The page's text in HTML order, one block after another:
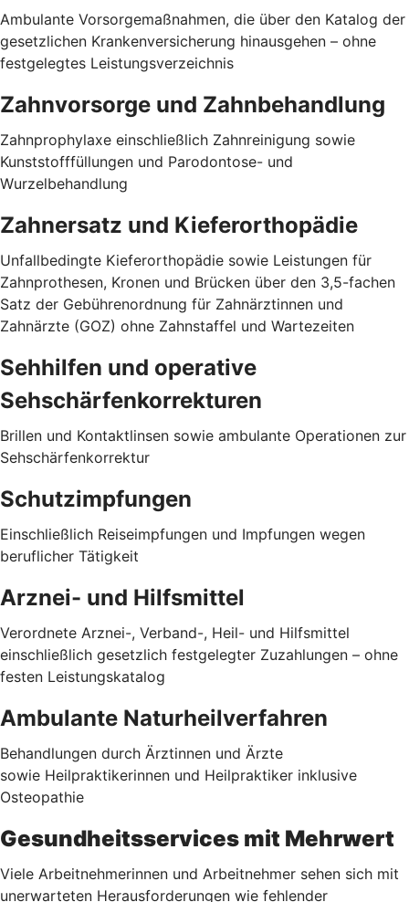
Ambulante Vorsorgemaßnahmen, die über den Katalog der
gesetzlichen Krankenversicherung hinausgehen – ohne
festgelegtes Leistungsverzeichnis
Zahnvorsorge und Zahnbehandlung
Zahnprophylaxe einschließlich Zahnreinigung sowie
Kunststofffüllungen und Parodontose- und
Wurzelbehandlung
Zahnersatz und Kieferorthopädie
Unfallbedingte Kieferorthopädie sowie Leistungen für
Zahnprothesen, Kronen und Brücken über den 3,5-fachen
Satz der Gebührenordnung für Zahnärztinnen und
Zahnärzte (GOZ) ohne Zahnstaffel und Wartezeiten
Sehhilfen und operative
Sehschärfenkorrekturen
Brillen und Kontaktlinsen sowie ambulante Operationen zur
Sehschärfenkorrektur
Schutzimpfungen
Einschließlich Reiseimpfungen und Impfungen wegen
beruflicher Tätigkeit
Arznei- und Hilfsmittel
Verordnete Arznei-, Verband-, Heil- und Hilfsmittel
einschließlich gesetzlich festgelegter Zuzahlungen – ohne
festen Leistungskatalog
Ambulante Naturheilverfahren
Behandlungen durch Ärztinnen und Ärzte
sowie Heilpraktikerinnen und Heilpraktiker inklusive
Osteopathie
Gesundheitsservices mit Mehrwert
Viele Arbeitnehmerinnen und Arbeitnehmer sehen sich mit
unerwarteten Herausforderungen wie fehlender